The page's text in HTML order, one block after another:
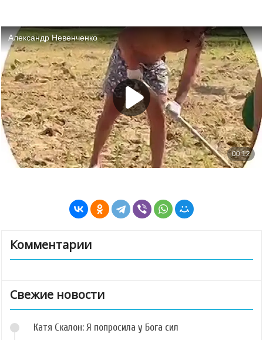
Комментарии
Свежие новости
Катя Скалон: Я попросила у Бога сил